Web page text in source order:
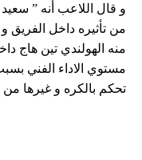
و قال اللاعب أنه ”
من تأثيره داخل الفريق
منه الهولندي تين هاج
مستوي الاداء الفني
تحكم بالكره و غيرها من